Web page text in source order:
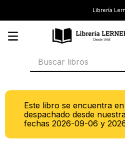
Librería
Buscar libros
Este libro se encuentra
despachado desde
fechas2026-09-06 y